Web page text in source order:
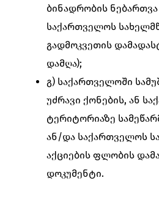
ბინადრობის ნებართვა
საქართველოს
გადმოკვეთის
დამღა);
გ) საქართველოში
უძრავი ქონების, ან
ტერიტორიაზე
ან/და საქართველოს
აქციების ფლობის
დოკუმენტი.